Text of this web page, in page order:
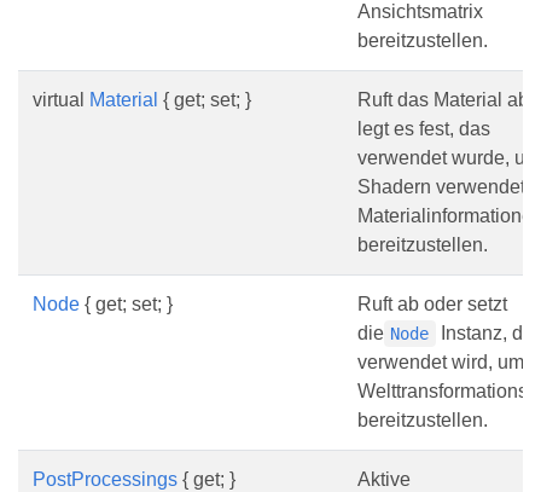
Ansichtsmatrix
bereitzustellen.
virtual Material { get; set; }
Ruft das Material ab
legt es fest, das
verwendet wurde,
Shadern verwendete
bereitzustellen.
Node { get; set; }
Ruft ab oder setzt
die Node
Instanz, die
verwendet wird, um
bereitzustellen.
PostProcessings { get; }
Aktive